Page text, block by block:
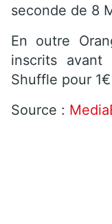
seconde de 8
En outre
inscrits
Shuffle pour
Source :